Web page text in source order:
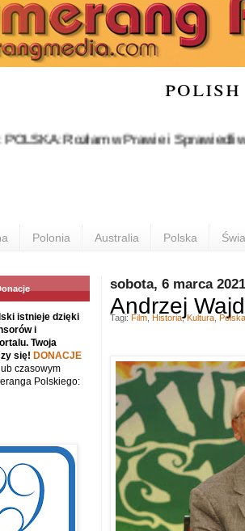
Rozłam w Prawie i
Polonia Australia Polska
sobota, 6 marca 2021
Andrzej
Tagi: Film Historia,Kultura Polska
istnieje dzięki
i
Twoja
się! DONACJE
czasowym
Polskiego: